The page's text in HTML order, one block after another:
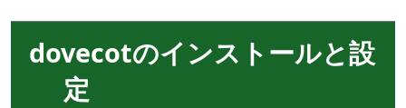
dovecotのインストールと設
定